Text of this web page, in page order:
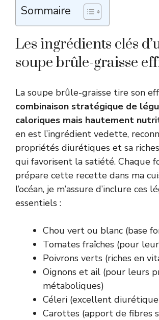
Sommaire
Les ingrédients clés
soupe brûle-graisse
La soupe brûle-graisse tire son
combinaison stratégique de
caloriques mais hautement
en est l’ingrédient vedette,
propriétés diurétiques et sa
qui favorisent la satiété. Chaque
prépare cette recette dans ma
l’océan, je m’assure d’inclure ces
essentiels :
Chou vert ou blanc (base
Tomates fraîches (pour
Poivrons verts (riches en
Oignons et ail (pour leurs
métaboliques)
Céleri (excellent
Carottes (apport de fibres